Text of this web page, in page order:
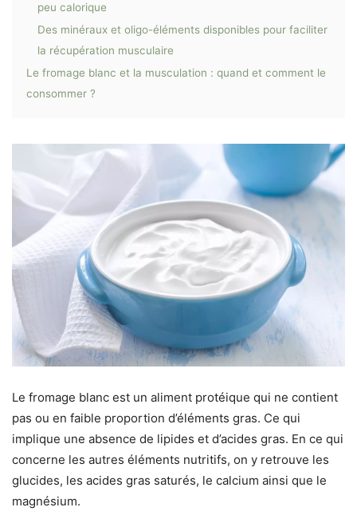
peu calorique
Des minéraux et oligo-éléments disponibles pour faciliter
la récupération musculaire
Le fromage blanc et la musculation : quand et comment le
consommer ?
Le fromage blanc est un aliment protéique qui ne contient
pas ou en faible proportion d’éléments gras. Ce qui
implique une absence de lipides et d’acides gras. En ce qui
concerne les autres éléments nutritifs, on y retrouve les
glucides, les acides gras saturés, le calcium ainsi que le
magnésium.